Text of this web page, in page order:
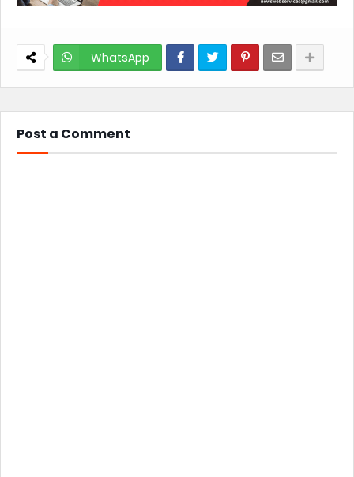
WhatsApp
Post a Comment